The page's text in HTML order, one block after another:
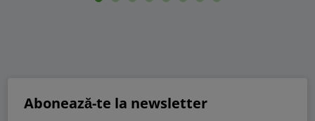
Abonează-te la newsletter